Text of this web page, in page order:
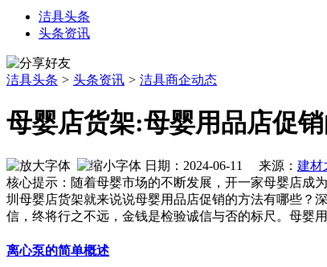
洁具头条
头条资讯
洁具头条 > 头条资讯 > 洁具商企动态
母婴店货架:母婴用品店促
日期：2024-06-11 来源： 建材
核心提示：随着母婴市场的不断发展，开一家母婴店成
圳母婴店货架就来说说母婴用品店促销的方法有哪些？
信，终将行之不远，金钱是检验诚信与否的标尺。母婴
离心泵的简单概述